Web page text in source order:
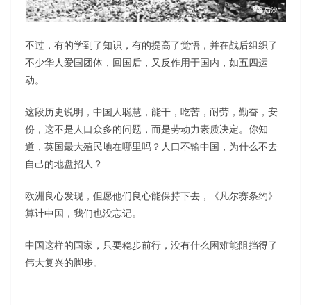
不过，有的学到了知识，有的提高了觉悟，并在战后组织了
不少华人爱国团体，回国后，又反作用于国内，如五四运
动。
这段历史说明，中国人聪慧，能干，吃苦，耐劳，勤奋，安
份，这不是人口众多的问题，而是劳动力素质决定。你知
道，英国最大殖民地在哪里吗？人口不输中国，为什么不去
自己的地盘招人？
欧洲良心发现，但愿他们良心能保持下去，《凡尔赛条约》
算计中国，我们也没忘记。
中国这样的国家，只要稳步前行，没有什么困难能阻挡得了
伟大复兴的脚步。